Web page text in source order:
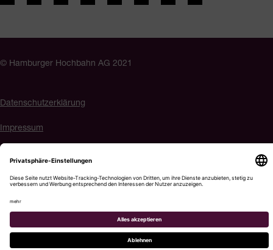
© Hamburger Hochbahn AG 2021
Datenschutzerklärung
Impressum
Cookie-Einstellungen